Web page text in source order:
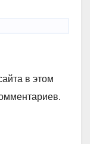
в этом